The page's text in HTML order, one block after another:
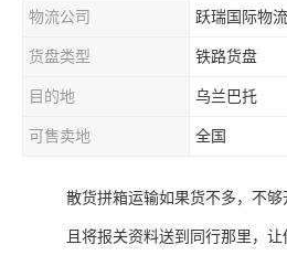
物流公司 跃瑞国际物
货盘类型 铁路货盘
目的地 乌兰巴托
可售卖地 全国
散货拼箱运输如果货不多，不
且将报关资料送到同行那里，让